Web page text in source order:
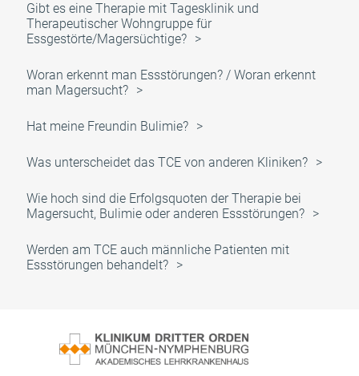
Gibt es eine Therapie mit Tagesklinik und
Therapeutischer Wohngruppe für
Essgestörte/Magersüchtige?
Woran erkennt man Essstörungen? / Woran erkennt
man Magersucht?
Hat meine Freundin Bulimie?
Was unterscheidet das TCE von anderen Kliniken?
Wie hoch sind die Erfolgsquoten der Therapie bei
Magersucht, Bulimie oder anderen Essstörungen?
Werden am TCE auch männliche Patienten mit
Essstörungen behandelt?